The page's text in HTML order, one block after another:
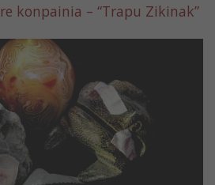
konpainia – “Trapu Zikinak”